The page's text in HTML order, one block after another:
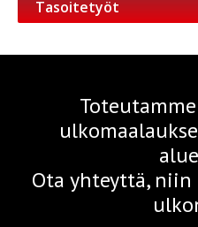
Tasoitetyöt
Ota yhteyttä,